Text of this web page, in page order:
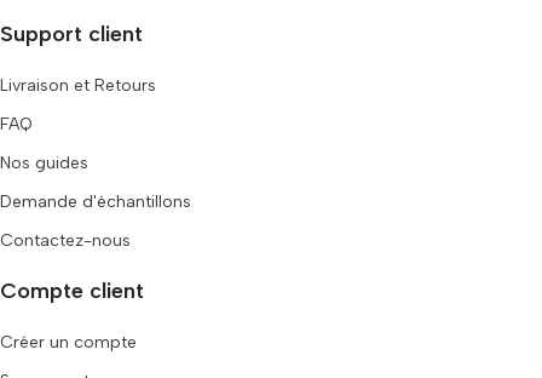
Support client
Livraison et Retours
FAQ
Nos guides
Demande d'échantillons
Contactez-nous
Compte client
Créer un compte